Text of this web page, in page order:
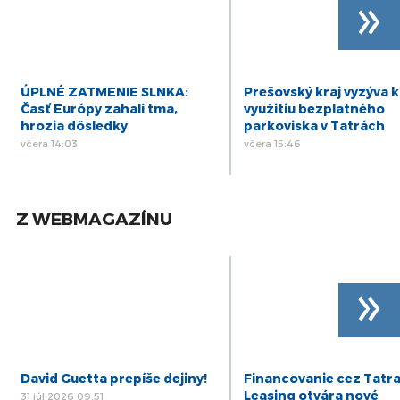
ÚPLNÉ ZATMENIE SLNKA:
Časť Európy zahalí tma,
hrozia dôsledky
včera 14:03
Prešovský kraj vyzýva k
využitiu bezplatného
parkoviska v Tatrách
včera 15:46
»
Z WEBMAGAZÍNU
David Guetta prepíše dejiny!
31 júl 2026 09:51
Financovanie cez Tatra
Leasing otvára nové
»